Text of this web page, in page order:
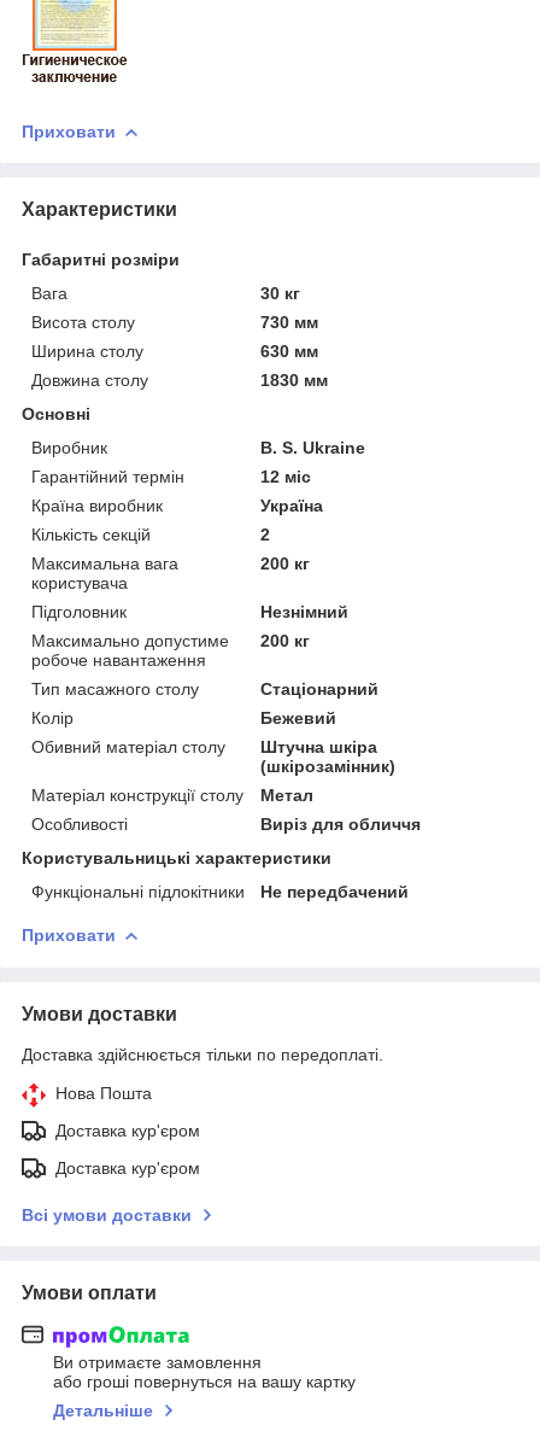
Приховати
Характеристики
Габаритні розміри
Вага
30 кг
Висота столу
730 мм
Ширина столу
630 мм
Довжина столу
1830 мм
Основні
Виробник
B. S. Ukraine
Гарантійний термін
12 міс
Країна виробник
Україна
Кількість секцій
2
Максимальна вага
користувача
200 кг
Підголовник
Незнімний
Максимально допустиме
робоче навантаження
200 кг
Тип масажного столу
Стаціонарний
Колір
Бежевий
Обивний матеріал столу
Штучна шкіра
(шкірозамінник)
Матеріал конструкції столу
Метал
Особливості
Виріз для обличчя
Користувальницькі характеристики
Функціональні підлокітники
Не передбачений
Приховати
Умови доставки
Доставка здійснюється тільки по передоплаті.
Нова Пошта
Доставка кур'єром
Доставка кур'єром
Всі умови доставки
Умови оплати
Ви отримаєте замовлення
або гроші повернуться на вашу картку
Детальніше